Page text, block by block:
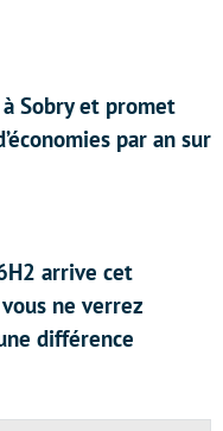
Sobry et promet
par an sur
arrive cet
ne verrez
différence